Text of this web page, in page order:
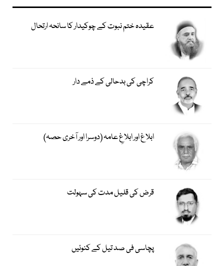
عقیدہ ختم نبوت کے چوکیدار کا سانحہ ارتحال
کراچی کی بدحالی کے ذمے دار
ابلاغ اور ابلاغِ عامہ (دوسرا اور آخری حصہ)
قرض کی قلیل مدت کی سہولت
پچاسی فی صد تیل کے کنوئیں